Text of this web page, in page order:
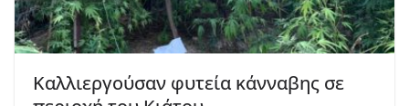
Καλλιεργούσαν φυτεία κάνναβης σε